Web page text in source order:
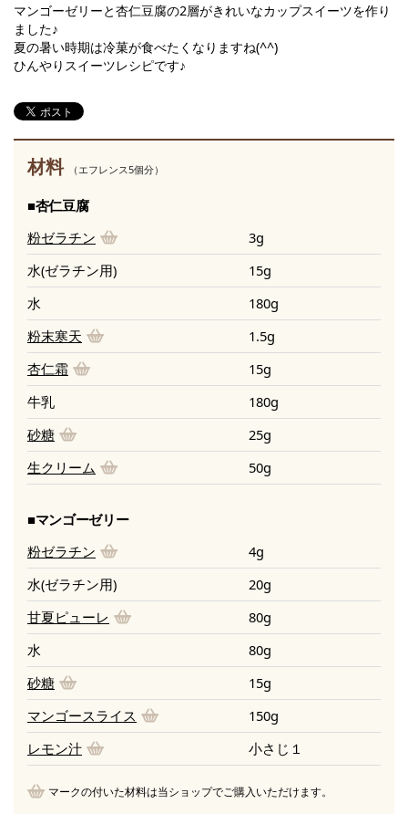
マンゴーゼリーと杏仁豆腐の2層がきれいなカップスイーツを作り
ました♪
夏の暑い時期は冷菓が食べたくなりますね(^^)
ひんやりスイーツレシピです♪
材料 （エフレンス5個分）
■杏仁豆腐
粉ゼラチン
3g
水(ゼラチン用)
15g
水
180g
粉末寒天
1.5g
杏仁霜
15g
牛乳
180g
砂糖
25g
生クリーム
50g
■マンゴーゼリー
粉ゼラチン
4g
水(ゼラチン用)
20g
甘夏ピューレ
80g
水
80g
砂糖
15g
マンゴースライス
150g
レモン汁
小さじ１
マークの付いた材料は当ショップでご購入いただけます。